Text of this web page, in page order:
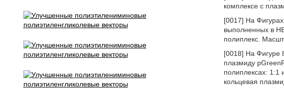
комплексе с
[0017] На
выполненных в
полиплекс.
[0018] На Фигуре
плазмиду
полиплексах: 1:1
кольцевая